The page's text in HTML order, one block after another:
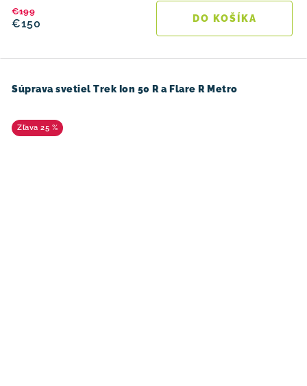
€150
€199
DO KOŠÍKA
Súprava svetiel Trek Ion 50 R a Flare R Metro
25 %